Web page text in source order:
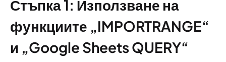
Стъпка 1: Използване на
функциите „IMPORTRANGE“
и „Google Sheets QUERY“